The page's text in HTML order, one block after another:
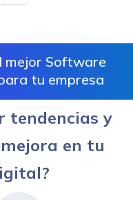
mejor Software
tu empresa
tendencias y
en tu